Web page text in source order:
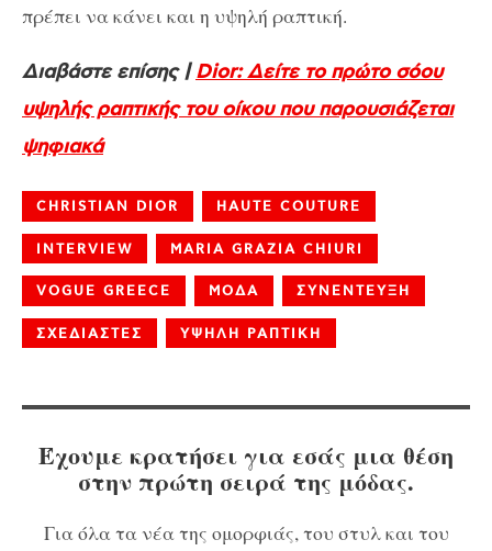
πρέπει να κάνει και η υψηλή ραπτική.
Διαβάστε επίσης |Dior: Δείτε το πρώτο σόου
υψηλής ραπτικής του οίκου που παρουσιάζεται
ψηφιακά
CHRISTIAN DIOR HAUTE COUTURE
INTERVIEW MARIA GRAZIA CHIURI
VOGUE GREECE ΜΟΔΑ ΣΥΝΕΝΤΕΥΞΗ
ΣΧΕΔΙΑΣΤΕΣ ΥΨΗΛΗ ΡΑΠΤΙΚΗ
Έχουμε κρατήσει για εσάς μια θέση
στην πρώτη σειρά της μόδας.
Για όλα τα νέα της ομορφιάς, του στυλ και του